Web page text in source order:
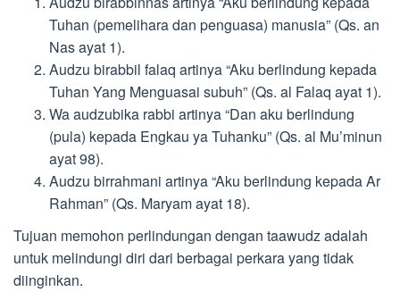
Tuhan (pemelihara dan penguasa) manusia” (Qs. an
Nas ayat 1).
Audzu birabbil falaq artinya “Aku berlindung kepada
Tuhan Yang Menguasai subuh” (Qs. al Falaq ayat 1).
Wa audzubika rabbi artinya “Dan aku berlindung
(pula) kepada Engkau ya Tuhanku” (Qs. al Mu’minun
ayat 98).
Audzu birrahmani artinya “Aku berlindung kepada Ar
Rahman” (Qs. Maryam ayat 18).
Tujuan memohon perlindungan dengan taawudz adalah
untuk melindungi diri dari berbagai perkara yang tidak
diinginkan.